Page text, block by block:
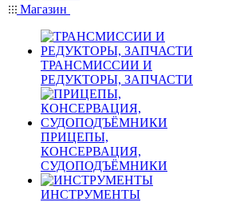
Магазин
ТРАНСМИССИИ И
РЕДУКТОРЫ, ЗАПЧАСТИ
ПРИЦЕПЫ,
КОНСЕРВАЦИЯ,
СУДОПОДЪЁМНИКИ
ИНСТРУМЕНТЫ